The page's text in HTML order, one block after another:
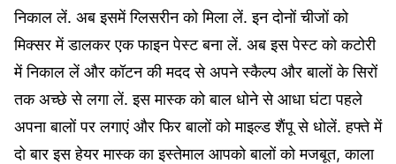
निकाल लें. अब इसमें ग्लिसरीन को मिला लें. इन दोनों चीजों को
मिक्सर में डालकर एक फाइन पेस्ट बना लें. अब इस पेस्ट को कटोरी
में निकाल लें और कॉटन की मदद से अपने स्कैल्प और बालों के सिरों
तक अच्छे से लगा लें. इस मास्क को बाल धोने से आधा घंटा पहले
अपना बालों पर लगाएं और फिर बालों को माइल्ड शैंपू से धोलें. हफ्ते में
दो बार इस हेयर मास्क का इस्तेमाल आपको बालों को मजबूत, काला